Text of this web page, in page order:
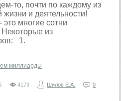
то, почти по каждому из
и деятельности!
это многие сотни
из
1.
миллиарды
4173 Шилов Е.А. 0